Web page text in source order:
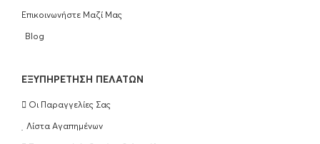
Επικοινωνήστε Μαζί Μας
Blog
EΞΥΠΗΡΈΤΗΣΗ ΠΕΛΑΤΏΝ
Οι Παραγγελίες Σας
Λίστα Αγαπημένων